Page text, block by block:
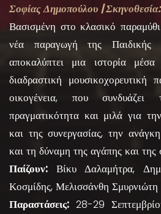
Σοφίας Δημοπούλου |
Βασισμένη στο κλασικό
νέα παραγωγή της Παιδικής
αποκαλύπτει μια ιστορία
διαδραστική
οικογένεια, που
πραγματικότητα και μιλά για
και της συνεργασίας, την
και τη δύναμη της αγάπης και της
Παίζουν: Βίκυ Δαλαμήτρα,
Κοσμίδης, Μελισσάνθη Σμυρνιώτη
Παραστάσεις: 28-29